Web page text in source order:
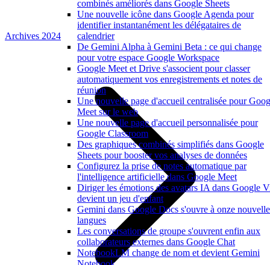
combinés améliorés dans Google Sheets
Une nouvelle icône dans Google Agenda pour
identifier instantanément les délégataires de
calendrier
De Gemini Alpha à Gemini Beta : ce qui change
pour votre espace Google Workspace
Google Meet et Drive s'associent pour classer
automatiquement vos enregistrements et notes de
réunion
Une nouvelle page d'accueil centralisée pour
Meet sur le web
Une nouvelle page d'accueil personnalisée pour
Google Classroom
Des graphiques combinés simplifiés dans Google
Sheets pour booster vos analyses de données
Configurez la prise de notes automatique par
l'intelligence artificielle dans Google Meet
Diriger les émotions des avatars IA dans Google
devient un jeu d'enfant
Gemini dans Google Docs s'ouvre à onze
langues
Les conversations de groupe s'ouvrent enfin aux
collaborateurs externes dans Google Chat
NotebookLM change de nom et devient Gemini
Archives 2024